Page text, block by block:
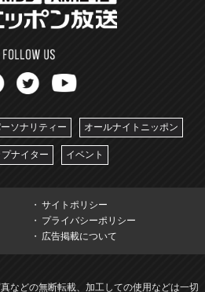
ソナリティー オールナイトニッポン
ナイター イベント
サイトポリシー
プライバシーポリシー
広告掲載について
などの無断転載、加工しての使用などは一切